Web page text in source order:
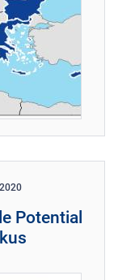
2020
Potential